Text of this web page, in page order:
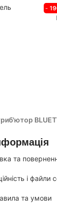
-
та
і файли
та умови